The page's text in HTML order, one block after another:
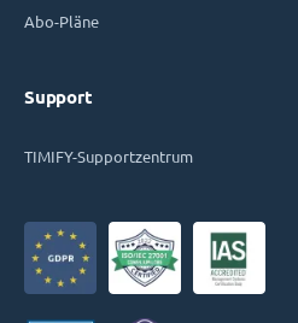
Abo-Pläne
Support
TIMIFY-Supportzentrum